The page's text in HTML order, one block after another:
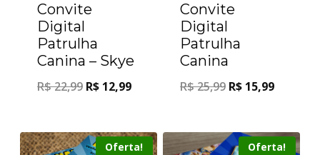
Convite
Digital
Patrulha
Canina – Skye
R$22,99 R$ 12,99
Convite
Digital
Patrulha
Canina
R$25,99 R$ 15,99
Oferta! Oferta!